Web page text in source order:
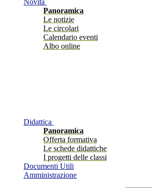
Novità
Panoramica
Le notizie
Le circolari
Calendario eventi
Albo online
Didattica
Panoramica
Offerta formativa
Le schede didattiche
I progetti delle classi
Documenti Utili
Amministrazione